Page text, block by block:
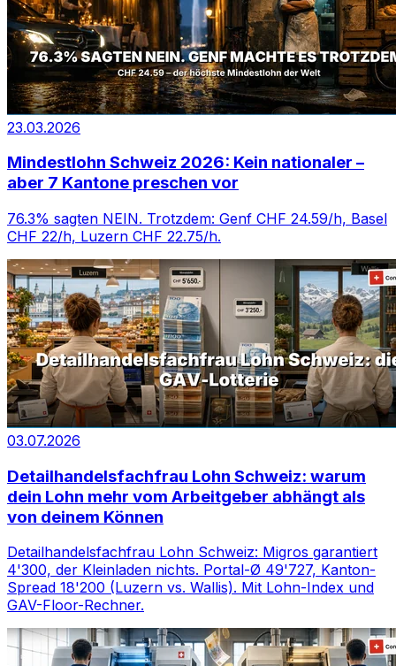
23.03.2026
Mindestlohn Schweiz 2026: Kein nationaler –
aber 7 Kantone preschen vor
76.3% sagten NEIN. Trotzdem: Genf CHF 24.59/h, Basel
CHF 22/h, Luzern CHF 22.75/h.
03.07.2026
Detailhandelsfachfrau Lohn Schweiz: warum
dein Lohn mehr vom Arbeitgeber abhängt als
von deinem Können
Detailhandelsfachfrau Lohn Schweiz: Migros garantiert
4'300, der Kleinladen nichts. Portal-Ø 49'727, Kanton-
Spread 18'200 (Luzern vs. Wallis). Mit Lohn-Index und
GAV-Floor-Rechner.